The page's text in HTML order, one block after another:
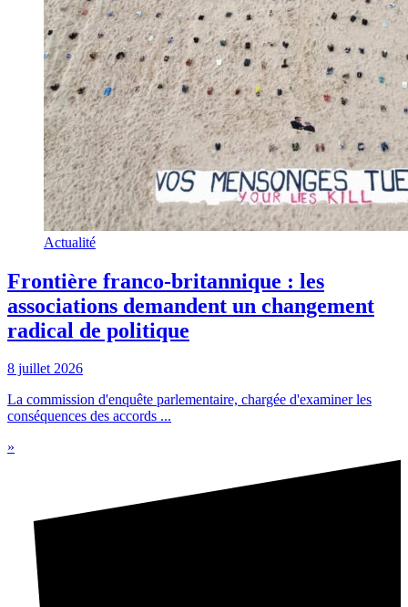
Actualité
Frontière franco-britannique : les
associations demandent un changement
radical de politique
8 juillet 2026
La commission d'enquête parlementaire, chargée d'examiner les
conséquences des accords ...
»